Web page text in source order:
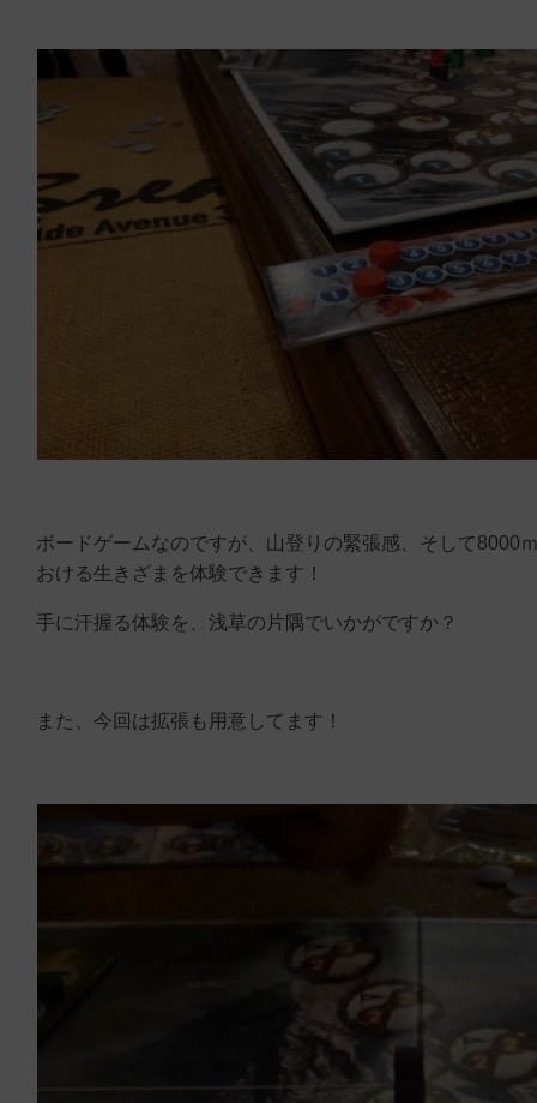
ボードゲームなのですが、山登りの緊張感、そして8000
おける生きざまを体験できます！
手に汗握る体験を、浅草の片隅でいかがですか？
また、今回は拡張も用意してます！